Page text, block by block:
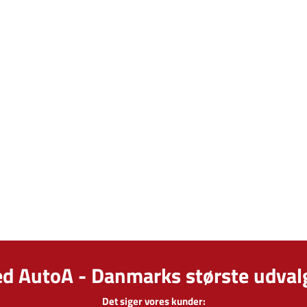
AutoA - Danmarks største
Det siger vores kunder: